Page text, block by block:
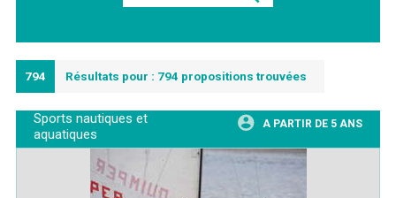
794 Résultats pour : 794 propositions trouvées
Sports nautiques et
aquatiques
A PARTIR DE 5 ANS